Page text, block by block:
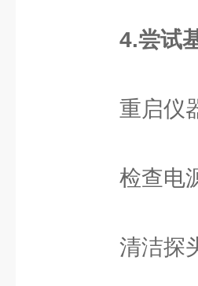
4.尝试
重启仪器
检查电源
清洁探头(